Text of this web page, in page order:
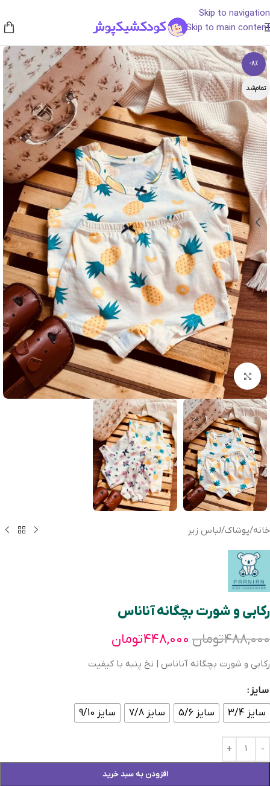
Skip to navigation
Skip to main content
-8%
تمام‌شد
بزرگنمایی تصویر
خانه/پوشاک/لباس زیر
رکابی و شورت بچگانه آناناس
۴۸۸,۰۰۰تومان ۴۴۸,۰۰۰تومان
رکابی و شورت بچگانه آناناس | نخ پنبه با کیفیت
سایز
سایز 3/4
سایز 5/6 سایز 7/8 سایز 9/10
افزودن به سبد خرید